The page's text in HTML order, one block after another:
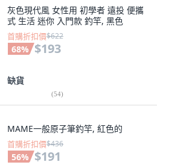
灰色現代風 女性用 初學者 遠投 便攜
式 生活 迷你 入門款 釣竿, 黑色
首購折扣價$622
68% $193
缺貨
(54)
MAME一般原子筆釣竿, 紅色的
首購折扣價$436
56% $191